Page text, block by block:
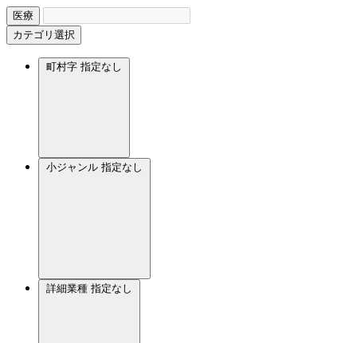
医療
カテゴリ選択
町村字 指定なし
小ジャンル 指定なし
詳細業種 指定なし